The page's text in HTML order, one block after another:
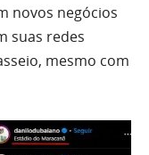
novos negócios
suas redes
mesmo com